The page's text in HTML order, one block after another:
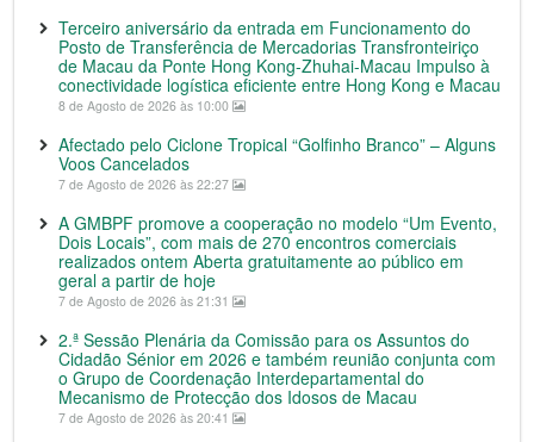
Terceiro aniversário da entrada em Funcionamento do
Posto de Transferência de Mercadorias Transfronteiriço
de Macau da Ponte Hong Kong-Zhuhai-Macau Impulso à
conectividade logística eficiente entre Hong Kong e Macau
8 de Agosto de 2026 às 10:00
Afectado pelo Ciclone Tropical “Golfinho Branco” – Alguns
Voos Cancelados
7 de Agosto de 2026 às 22:27
A GMBPF promove a cooperação no modelo “Um Evento,
Dois Locais”, com mais de 270 encontros comerciais
realizados ontem Aberta gratuitamente ao público em
geral a partir de hoje
7 de Agosto de 2026 às 21:31
2.ª Sessão Plenária da Comissão para os Assuntos do
Cidadão Sénior em 2026 e também reunião conjunta com
o Grupo de Coordenação Interdepartamental do
Mecanismo de Protecção dos Idosos de Macau
7 de Agosto de 2026 às 20:41